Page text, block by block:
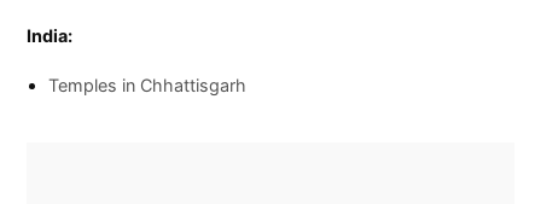
India:
Temples in Chhattisgarh